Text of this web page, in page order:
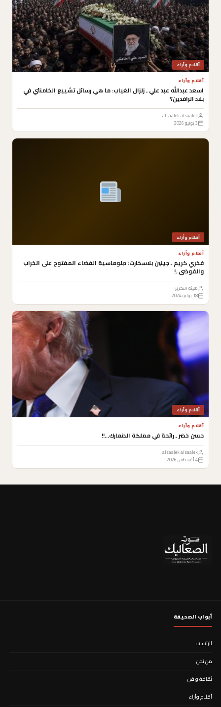
أقلام وأراء
أقلام وأراء
اسعد عبدالله عبد علي ـ زلزال الغياب: ما هي رسائل تشييع الخامنئي في
بلاد الرافدين؟
alsaalek alsaalek
3 يوليو 2026
أقلام وأراء
أقلام وأراء
فخري كريم ـ جينين بلاسخارت: دبلوماسية الفضاء المفتوح على الخراب
والفوضى..!
هيئة التحرير
18 يونيو 2024
أقلام وأراء
أقلام وأراء
حسن خضر ـ رائحة في مملكة الدنمارك…!!
alsaalek alsaalek
4 أغسطس 2026
أبواب الصحيفة
الرئيسية
من نحن
ثقافة و فن
أقلام وأراء